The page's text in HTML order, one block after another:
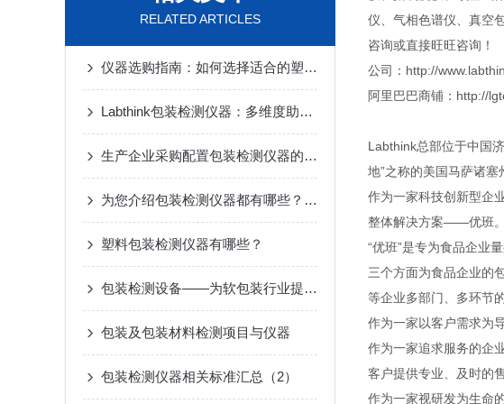
RELATED ARTICLES
仪器选购指南：如何选择适合的塑料软包装检测设备？
Labthink包装检测仪器：多维度助力企业包装质量控制
生产企业采购配置包装检测仪器的必要性
为您介绍包装检测仪器都有哪些？都具体检测什么项目？
塑料包装检测仪器有哪些？
包装检测设备——为软包装行业提供质量检测
包装及包装材料检测项目与仪器
包装检测仪器相关标准汇总（2）
仪、气相色谱仪、真空
咨询或直接旺旺咨询！
公司：http://
阿里巴巴商铺：http://
Labthink总部位于中国
地”之称的美国马萨诸
作为一家科技创新型企
整体解决方案——优班。
“优班”是专为食品企业
三个方面为食品企业的
等企业多部门、多环节
作为一家以客户需求为
作为一家追求服务的企
客户提供专业、及时的
作为一家视研发为生命